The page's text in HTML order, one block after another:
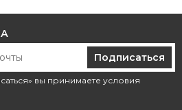
Подписаться
вы принимаете условия